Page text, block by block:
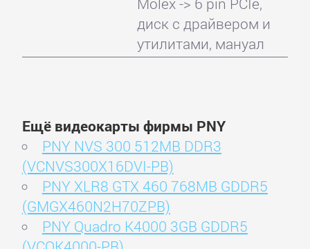
диск с драйвером и
утилитами, мануал
Ещё видеокарты фирмы PNY
PNY NVS 300 512MB DDR3
(VCNVS300X16DVI-PB)
PNY XLR8 GTX 460 768MB GDDR5
(GMGX460N2H70ZPB)
PNY Quadro K4000 3GB GDDR5